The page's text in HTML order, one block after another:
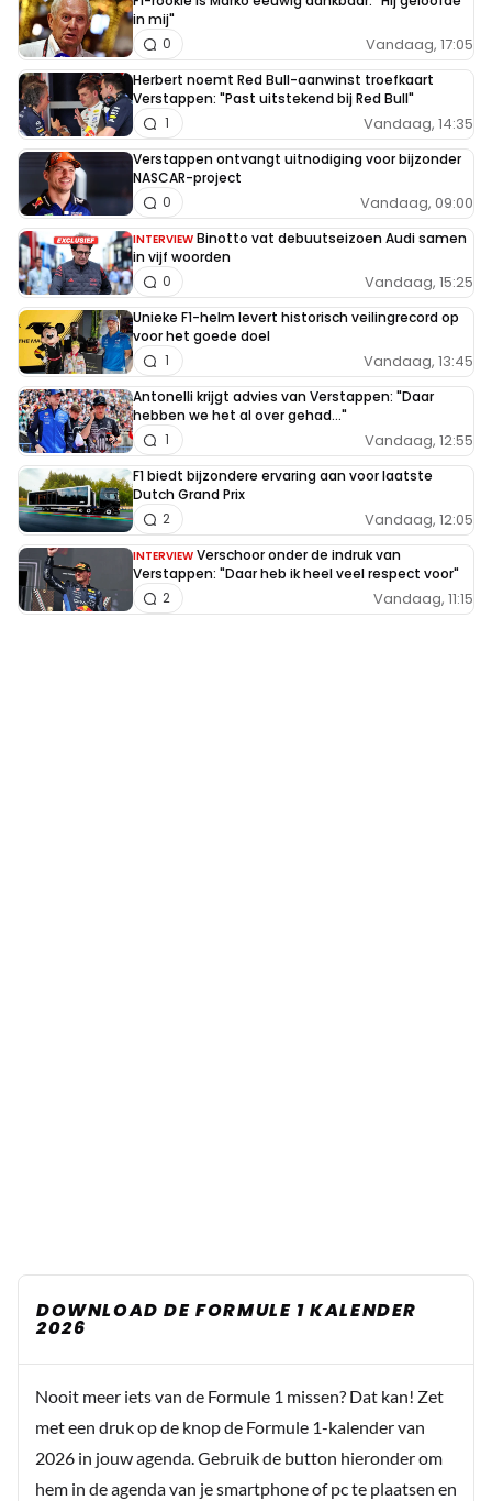
in mij"
Vandaag, 17:05
0
Herbert noemt Red Bull-aanwinst troefkaart
Verstappen: "Past uitstekend bij Red Bull"
Vandaag, 14:35
1
Verstappen ontvangt uitnodiging voor bijzonder
NASCAR-project
Vandaag, 09:00
0
INTERVIEW Binotto vat debuutseizoen Audi samen
in vijf woorden
Vandaag, 15:25
0
Unieke F1-helm levert historisch veilingrecord op
voor het goede doel
Vandaag, 13:45
1
Antonelli krijgt advies van Verstappen: "Daar
hebben we het al over gehad..."
Vandaag, 12:55
1
F1 biedt bijzondere ervaring aan voor laatste
Dutch Grand Prix
Vandaag, 12:05
2
INTERVIEW Verschoor onder de indruk van
Verstappen: "Daar heb ik heel veel respect voor"
Vandaag, 11:15
2
DOWNLOAD DE FORMULE 1 KALENDER
2026
Nooit meer iets van de Formule 1 missen? Dat kan! Zet
met een druk op de knop de Formule 1-kalender van
2026 in jouw agenda. Gebruik de button hieronder om
hem in de agenda van je smartphone of pc te plaatsen en